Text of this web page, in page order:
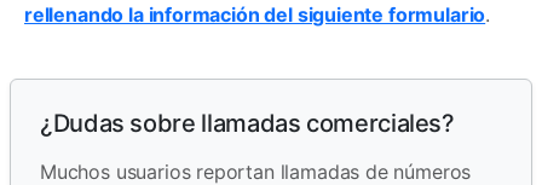
rellenando la información del siguiente formulario.
¿Dudas sobre llamadas comerciales?
Muchos usuarios reportan llamadas de números